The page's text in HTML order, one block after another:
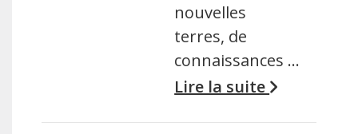
nouvelles
terres, de
connaissances …
Lire la suite